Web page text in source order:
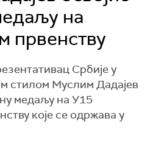
на
првенству
Србије у
стилом Муслим Дадајев
медаљу на У15
које се одржава у